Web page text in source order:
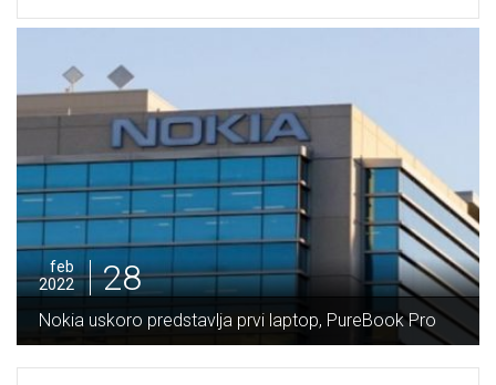
feb
2022
28
Potpisan Ugovor za izgradnju dionice Nemila –
Vranduk vrijedan 64 miliona maraka